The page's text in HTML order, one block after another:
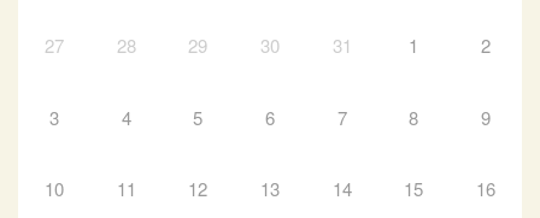
27 28 29 30 31 1 2
3 4 5 6 7 8 9
10 11 12 13 14 15 16